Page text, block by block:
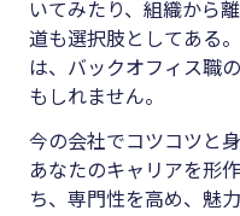
いてみたり、組織から
道も選択肢としてある
は、バックオフィス職
もしれません。
今の会社でコツコツと
あなたのキャリアを形
ち、専門性を高め、魅